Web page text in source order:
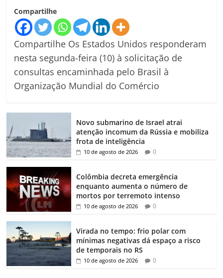
Compartilhe
Compartilhe Os Estados Unidos responderam
nesta segunda-feira (10) à solicitação de
consultas encaminhada pelo Brasil à
Organização Mundial do Comércio
Novo submarino de Israel atrai
atenção incomum da Rússia e mobiliza
frota de inteligência
10 de agosto de 2026 0
Colômbia decreta emergência
enquanto aumenta o número de
mortos por terremoto intenso
10 de agosto de 2026 0
Virada no tempo: frio polar com
mínimas negativas dá espaço a risco
de temporais no RS
10 de agosto de 2026 0